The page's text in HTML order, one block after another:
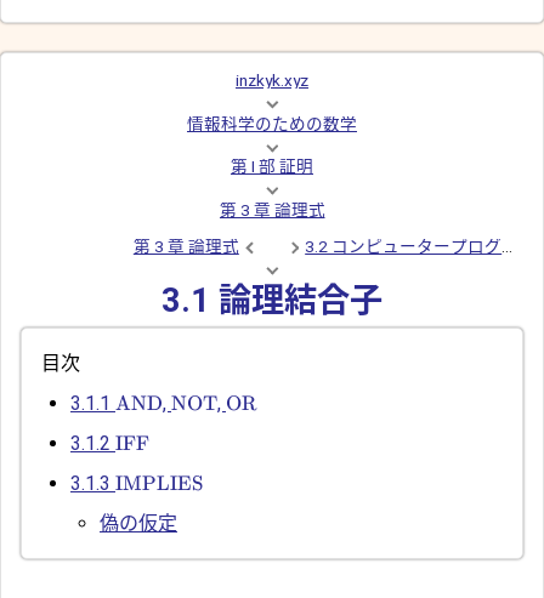
inzkyk.xyz
情報科学のための数学
第 I 部 証明
第 3 章 論理式
第 3 章 論理式
3.2 コンピュータープログラム
3.1 論理結合子
目次
3.1.1 AND, NOT, OR
3.1.2 IFF
3.1.3 IMPLIES
偽の仮定